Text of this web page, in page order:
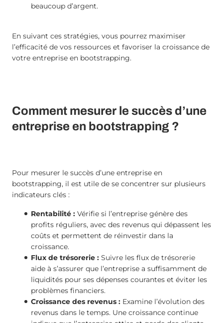
beaucoup d’argent.
En suivant ces stratégies, vous pourrez maximiser
l’efficacité de vos ressources et favoriser la croissance de
votre entreprise en bootstrapping.
Comment mesurer le succès d’une
entreprise en bootstrapping ?
​​Pour mesurer le succès d’une entreprise en
bootstrapping, il est utile de se concentrer sur plusieurs
indicateurs clés :
Rentabilité : Vérifie si l’entreprise génère des
profits réguliers, avec des revenus qui dépassent les
coûts et permettent de réinvestir dans la
croissance.
Flux de trésorerie : Suivre les flux de trésorerie
aide à s’assurer que l’entreprise a suffisamment de
liquidités pour ses dépenses courantes et éviter les
problèmes financiers.
Croissance des revenus : Examine l’évolution des
revenus dans le temps. Une croissance continue